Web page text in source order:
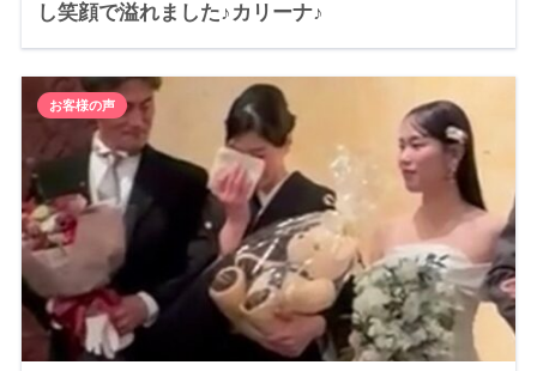
し笑顔で溢れました♪カリーナ♪
お客様の声